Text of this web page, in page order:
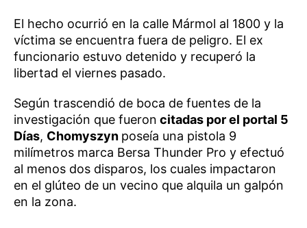
El hecho ocurrió en la calle Mármol al 1800 y la
víctima se encuentra fuera de peligro. El ex
funcionario estuvo detenido y recuperó la
libertad el viernes pasado.
Según trascendió de boca de fuentes de la
investigación que fueron citadas por el portal 5
Días, Chomyszyn poseía una pistola 9
milímetros marca Bersa Thunder Pro y efectuó
al menos dos disparos, los cuales impactaron
en el glúteo de un vecino que alquila un galpón
en la zona.